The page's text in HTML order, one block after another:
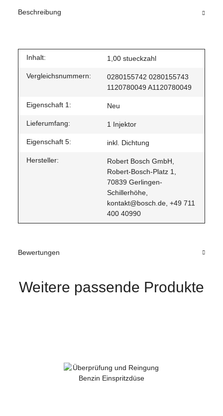
Beschreibung
Inhalt: 1,00 stueckzahl
Vergleichsnummern:
0280155742 0280155743
1120780049 A1120780049
Eigenschaft 1: Neu
Lieferumfang: 1 Injektor
Eigenschaft 5: inkl. Dichtung
Hersteller:
Robert Bosch GmbH,
Robert-Bosch-Platz 1,
70839 Gerlingen-
Schillerhöhe,
kontakt@bosch.de, +49 711
400 40990
Bewertungen
Weitere passende Produkte